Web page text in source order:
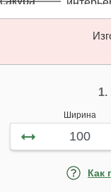
Ширина
Как